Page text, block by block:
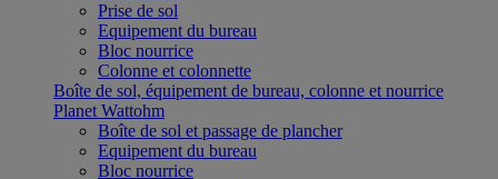
Prise de sol
Equipement du bureau
Bloc nourrice
Colonne et colonnette
Boîte de sol, équipement de bureau, colonne et nourrice
Planet Wattohm
Boîte de sol et passage de plancher
Equipement du bureau
Bloc nourrice